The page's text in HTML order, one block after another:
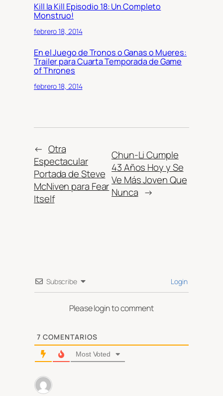
Kill la Kill Episodio 18: Un Completo
Monstruo!
febrero 18, 2014
En el Juego de Tronos o Ganas o Mueres:
Trailer para Cuarta Temporada de Game
of Thrones
febrero 18, 2014
← Otra
Espectacular
Portada de Steve
McNiven para Fear
Itself
Chun-Li Cumple
43 Años Hoy y Se
Ve Más Joven Que
Nunca →
Subscribe Login
Please login to comment
7 COMENTARIOS
Most Voted